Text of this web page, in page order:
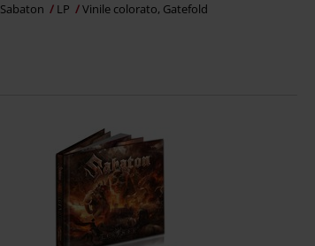
Sabaton LP Vinile colorato, Gatefold